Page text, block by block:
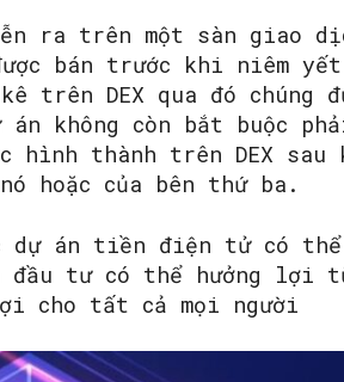
ra trên một sàn giao
bán trước khi niêm
DEX qua đó chúng
không còn bắt buộc
hình thành trên DEX sau
hoặc của bên thứ ba.
dự án tiền điện tử có thể
đầu tư có thể hưởng lợi
cho tất cả mọi người